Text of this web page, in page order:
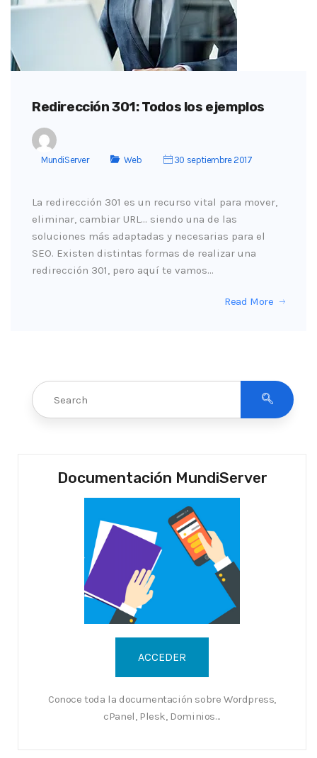
Redirección 301: Todos los ejemplos
MundiServer Web 30 septiembre 2017
La redirección 301 es un recurso vital para mover,
eliminar, cambiar URL… siendo una de las
soluciones más adaptadas y necesarias para el
SEO. Existen distintas formas de realizar una
redirección 301, pero aquí te vamos…
Read More
Documentación MundiServer
Conoce toda la documentación sobre Wordpress,
cPanel, Plesk, Dominios...